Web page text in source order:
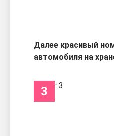
Далее красивый
автомобиля на
3